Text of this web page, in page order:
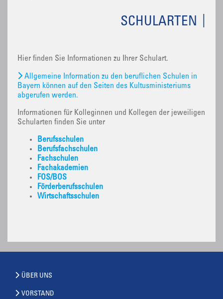
SCHULARTEN
Hier finden Sie Informationen zu Ihrer Schulart.
Allgemeine Information zu den beruflichen Schulen in
Bayern können auf den Seiten des Kultusministeriums
abgerufen werden.
Informationen für Kolleginnen und Kollegen der jeweiligen
Schularten finden Sie unter
Berufsschulen
Berufsfachschulen
Fachschulen
Fachakademien
FOS/BOS
Förderberufsschulen
Wirtschaftsschulen
ÜBER UNS
VORSTAND